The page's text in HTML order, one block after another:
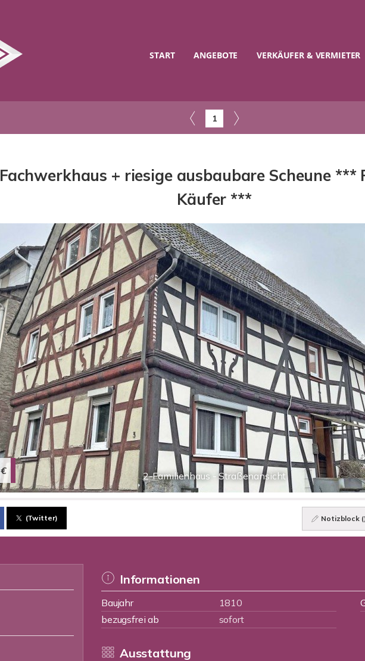
START ANGEBOTE VERKÄUFER & VERMIETER
1
+ riesige ausbaubare Scheune ***
Käufer ***
2-Familienhaus - Straßenansicht
(Twitter) Notizblock (
Informationen
Baujahr 1810
bezugsfrei ab
sofort
Ausstattung